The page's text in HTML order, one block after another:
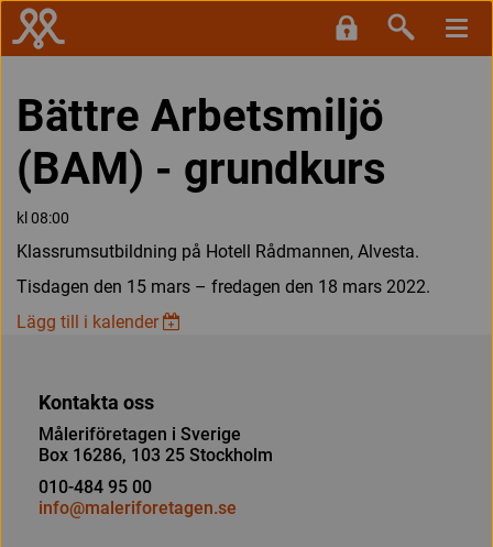
Bättre Arbetsmiljö
(BAM) - grundkurs
kl 08:00
Klassrumsutbildning på Hotell Rådmannen, Alvesta.
Tisdagen den 15 mars – fredagen den 18 mars 2022.
Lägg till i kalender
Kontakta oss
Måleriföretagen i Sverige
Box 16286, 103 25 Stockholm
010-484 95 00
info@maleriforetagen.se